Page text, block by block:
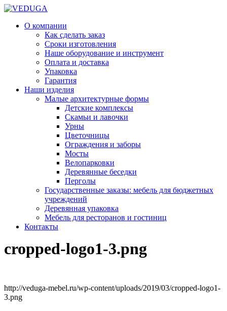
О компании
Как сделать заказ
Сроки изготовления
Наше оборудование и инструмент
Оплата и доставка
Упаковка
Гарантия
Наши изделия
Малые архитектурные формы
Детские комплексы
Скамьи и лавочки
Урны
Цветочницы
Ограждения и заборы
Мосты
Велопарковки
Деревянные беседки
Перголы
Государственные заказы: мебель для бюджетных
учреждений
Деревянная упаковка
Мебель для ресторанов и гостиниц
Контакты
cropped-logo1-3.png
http://veduga-mebel.ru/wp-content/uploads/2019/03/cropped-logo1-
3.png